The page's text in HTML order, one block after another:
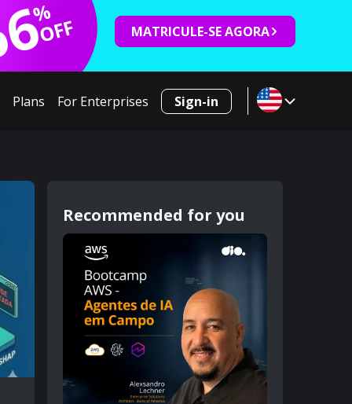
%
OFF MATRICULE-SE AGORA
Plans For Enterprises Sign-in
Recommended for you